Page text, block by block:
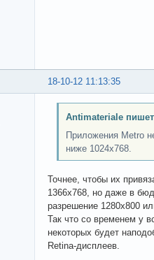
18-10-12 11:13:35
Antimateriale
Приложения Metro
ниже 1024x768.
Точнее, чтобы их
1366x768, но даже в
разрешение 1280x800
Так что со временем у
некоторых будет
Retina-дисплеев.